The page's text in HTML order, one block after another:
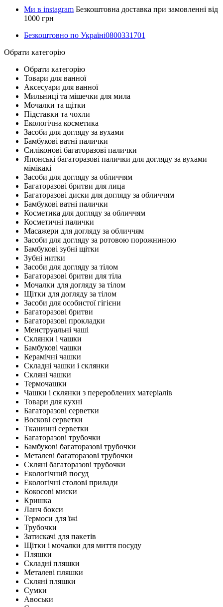
Ми в instagram Безкоштовна доставка при замовленні від
1000 грн
Безкоштовно по Україні0800331701
Обрати категорію
Обрати категорію
Товари для ванної
Аксесуари для ванної
Мильниці та мішечки для мила
Мочалки та щітки
Підставки та чохли
Екологічна косметика
Засоби для догляду за вухами
Бамбукові ватні палички
Силіконові багаторазові палички
Японські багаторазові палички для догляду за вухами
мімікакі
Засоби для догляду за обличчям
Багаторазові бритви для лица
Багаторазові диски для догляду за обличчям
Бамбукові ватні палички
Косметика для догляду за обличчям
Косметичні палички
Масажери для догляду за обличчям
Засоби для догляду за ротовою порожниною
Бамбукові зубні щітки
Зубні нитки
Засоби для догляду за тілом
Багаторазові бритви для тіла
Мочалки для догляду за тілом
Щітки для догляду за тілом
Засоби для особистої гігієни
Багаторазові бритви
Багаторазові прокладки
Менструальні чаші
Склянки і чашки
Бамбукові чашки
Керамічні чашки
Складні чашки і склянки
Скляні чашки
Термочашки
Чашки і склянки з перероблених матеріалів
Товари для кухні
Багаторазові серветки
Воскові серветки
Тканинні серветки
Багаторазові трубочки
Бамбукові багаторазові трубочки
Металеві багаторазові трубочки
Скляні багаторазові трубочки
Екологічний посуд
Екологічні столові прилади
Кокосові миски
Кришка
Ланч бокси
Термоси для їжі
Трубочки
Затискачі для пакетів
Щітки і мочалки для миття посуду
Пляшки
Складні пляшки
Металеві пляшки
Скляні пляшки
Сумки
Авоськи